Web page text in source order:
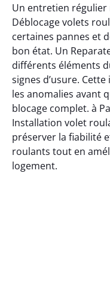
Un entretien régulier
Déblocage volets
certaines pannes et
bon état. Un
différents éléments
signes d’usure.
les anomalies avant
blocage complet. à
Installation volet
préserver la fiabilité
roulants tout en
logement.